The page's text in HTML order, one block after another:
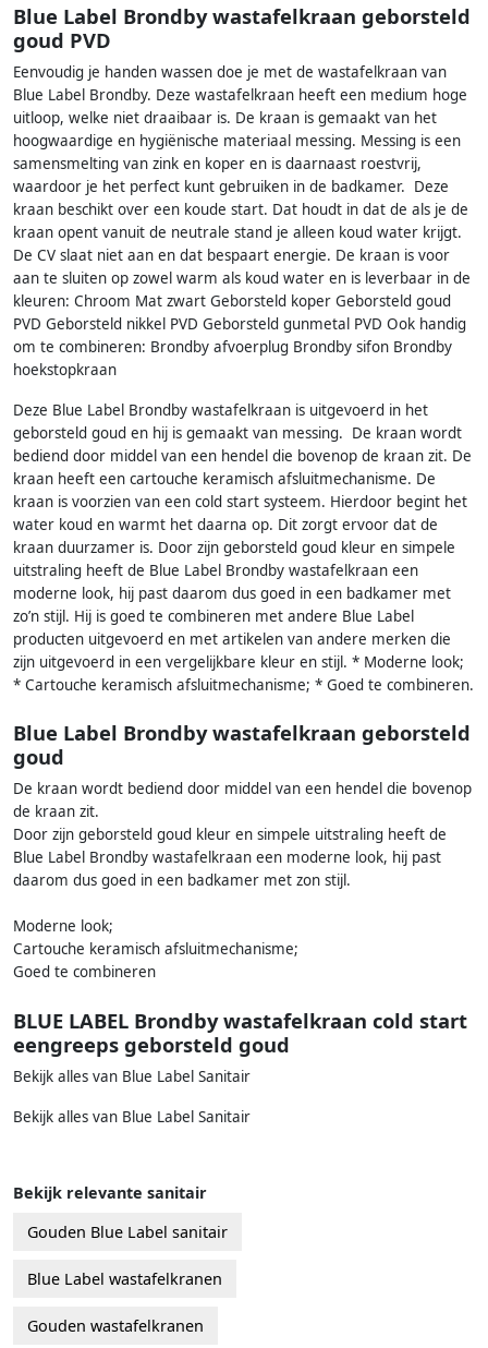
Blue Label Brondby wastafelkraan geborsteld
goud PVD
Eenvoudig je handen wassen doe je met de wastafelkraan van
Blue Label Brondby. Deze wastafelkraan heeft een medium hoge
uitloop, welke niet draaibaar is. De kraan is gemaakt van het
hoogwaardige en hygiënische materiaal messing. Messing is een
samensmelting van zink en koper en is daarnaast roestvrij,
waardoor je het perfect kunt gebruiken in de badkamer. Deze
kraan beschikt over een koude start. Dat houdt in dat de als je de
kraan opent vanuit de neutrale stand je alleen koud water krijgt.
De CV slaat niet aan en dat bespaart energie. De kraan is voor
aan te sluiten op zowel warm als koud water en is leverbaar in de
kleuren: Chroom Mat zwart Geborsteld koper Geborsteld goud
PVD Geborsteld nikkel PVD Geborsteld gunmetal PVD Ook handig
om te combineren: Brondby afvoerplug Brondby sifon Brondby
hoekstopkraan
Deze Blue Label Brondby wastafelkraan is uitgevoerd in het
geborsteld goud en hij is gemaakt van messing. De kraan wordt
bediend door middel van een hendel die bovenop de kraan zit. De
kraan heeft een cartouche keramisch afsluitmechanisme. De
kraan is voorzien van een cold start systeem. Hierdoor begint het
water koud en warmt het daarna op. Dit zorgt ervoor dat de
kraan duurzamer is. Door zijn geborsteld goud kleur en simpele
uitstraling heeft de Blue Label Brondby wastafelkraan een
moderne look, hij past daarom dus goed in een badkamer met
zo’n stijl. Hij is goed te combineren met andere Blue Label
producten uitgevoerd en met artikelen van andere merken die
zijn uitgevoerd in een vergelijkbare kleur en stijl. * Moderne look;
* Cartouche keramisch afsluitmechanisme; * Goed te combineren.
Blue Label Brondby wastafelkraan geborsteld
goud
De kraan wordt bediend door middel van een hendel die bovenop
de kraan zit.
Door zijn geborsteld goud kleur en simpele uitstraling heeft de
Blue Label Brondby wastafelkraan een moderne look, hij past
daarom dus goed in een badkamer met zon stijl.
Moderne look;
Cartouche keramisch afsluitmechanisme;
Goed te combineren
BLUE LABEL Brondby wastafelkraan cold start
eengreeps geborsteld goud
Bekijk alles van Blue Label Sanitair
Bekijk alles van Blue Label Sanitair
Bekijk relevante sanitair
Gouden Blue Label sanitair
Blue Label wastafelkranen
Gouden wastafelkranen